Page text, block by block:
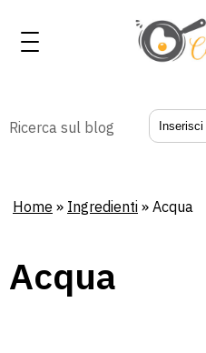
Ricerca sul blog
Home » Ingredienti » Acqua
Acqua